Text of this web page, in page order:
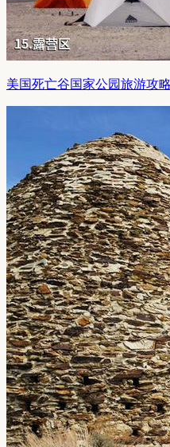
美国死亡谷国家公园旅游攻